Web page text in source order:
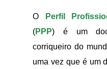
O
Perfil
(PPP) é um
corriqueiro do
uma vez que é um